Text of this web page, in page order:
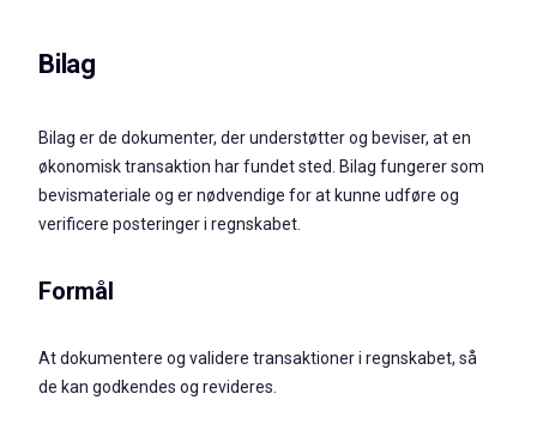
Bilag
Bilag er de dokumenter, der understøtter og beviser, at en
økonomisk transaktion har fundet sted. Bilag fungerer som
bevismateriale og er nødvendige for at kunne udføre og
verificere posteringer i regnskabet.
Formål
At dokumentere og validere transaktioner i regnskabet, så
de kan godkendes og revideres.